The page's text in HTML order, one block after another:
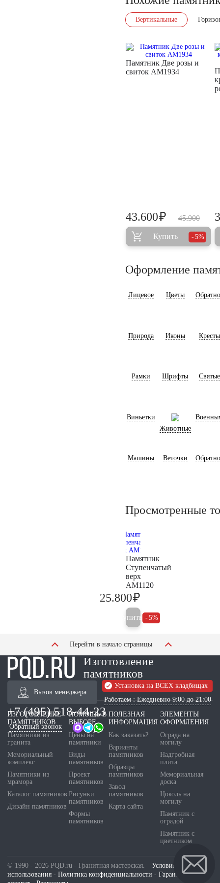
Вертикальные
Памятник Две розы и
свиток AM1934
45.900
43.600₽
Купить 5%
Оформление
Лицевое Цветы
Природа Иконы Кресты
Рамки Шрифты Святые
Виньетки
Животные
Машины Веточки
Просмотренные
Памятник
Ступенчатый
верх
AM1120
25.800₽
Купить 5%
Перейти в начало страницы
Изготовление
памятников
Вызов менеджера
Установка на ВСЕХ кладбищах
Работаем : Ежедневно 9:00 до 21:00
+7 (495) 518-44-23
Обратный звонок
ИЗГОТОВЛЕНИЕ
ПАМЯТНИКОВ
Памятники из
гранита
Мемориальный
комплекс
Памятники из
мрамора
Каталог памятников
Дизайн памятников
ПОМОЩЬ В
ВЫБОРЕ
Цены на
памятники
Виды
памятников
Проект
памятников
Рисунки
памятников
Формы
памятников
ПОЛЕЗНАЯ
ИНФОРМАЦИЯ
Как заказать?
Варианты
памятников
Образцы
памятников
Завод
памятников
Карта сайта
ЭЛЕМЕНТЫ
ОФОРМЛЕНИЯ
Ограда на
могилу
Надгробная
плита
Мемориальная
доска
Цоколь на
могилу
Памятник с
оградой
Памятник с
цветником
© 1990 - 2026 PQD.ru - Гранитная мастерская. Условия
использования - Политика конфиденциальности - Гарантия и